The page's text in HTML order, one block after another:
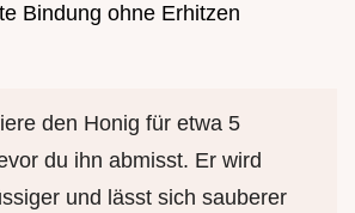
Bindung ohne Erhitzen
den Honig für etwa 5
du ihn abmisst. Er wird
und lässt sich sauberer